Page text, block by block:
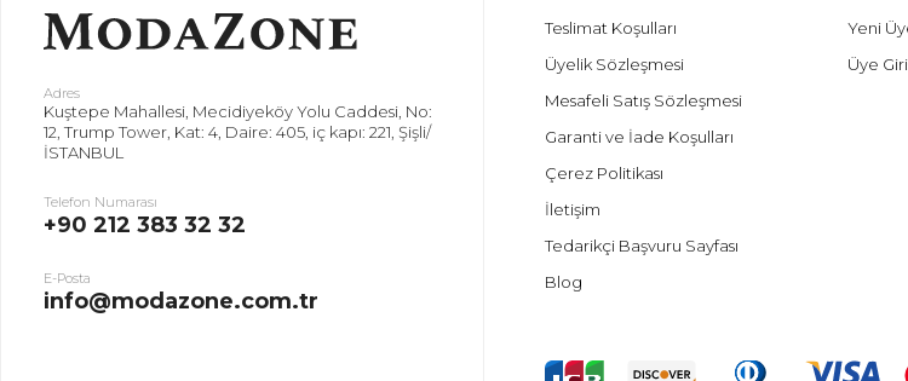
Adres
Kuştepe Mahallesi, Mecidiyeköy Yolu Caddesi, No:
12, Trump Tower, Kat: 4, Daire: 405, iç kapı: 221, Şişli/
İSTANBUL
Telefon Numarası
+90 212 383 32 32
E-Posta
info@modazone.com.tr
Teslimat Koşulları
Üyelik Sözleşmesi
Mesafeli Satış Sözleşmesi
Garanti ve İade Koşulları
Çerez Politikası
İletişim
Tedarikçi Başvuru Sayfası
Blog
Yeni
Üye